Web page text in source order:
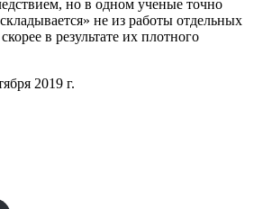
но в одном ученые точно
не из работы отдельных
в результате их плотного
2019 г.